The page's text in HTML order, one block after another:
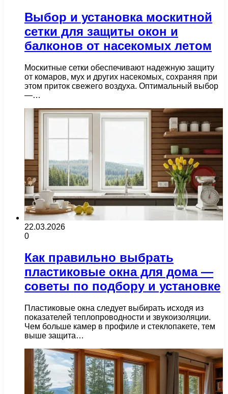
Выбор и установка москитной
сетки для защиты окон и
балконов от насекомых летом
Москитные сетки обеспечивают надежную защиту
от комаров, мух и других насекомых, сохраняя при
этом приток свежего воздуха. Оптимальный выбор
—…
22.03.2026
0
Как правильно выбрать
пластиковые окна для дома —
советы по подбору и установке
Пластиковые окна следует выбирать исходя из
показателей теплопроводности и звукоизоляции.
Чем больше камер в профиле и стеклопакете, тем
выше защита…